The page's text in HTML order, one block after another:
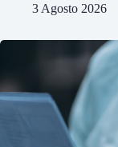
3 Agosto 2026